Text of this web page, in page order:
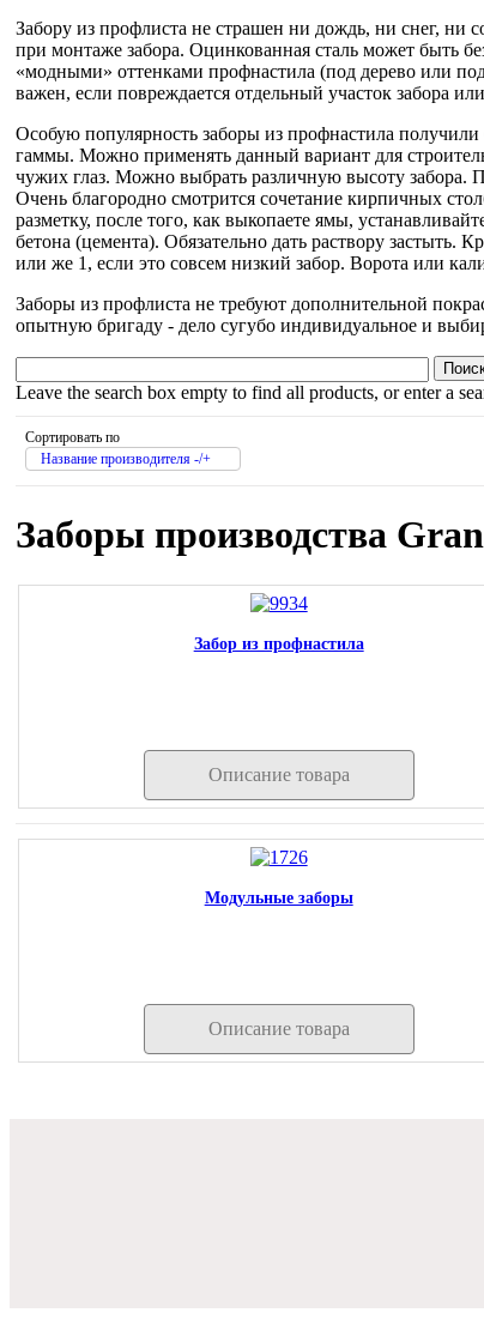
Забору из профлиста не страшен ни дождь, ни снег, ни
при монтаже забора. Оцинкованная сталь может быть
«модными» оттенками профнастила (под дерево или
важен, если повреждается отдельный участок забора
Особую популярность заборы из профнастила
гаммы. Можно применять данный вариант для
чужих глаз. Можно выбрать различную высоту забора.
Очень благородно смотрится сочетание кирпичных
разметку, после того, как выкопаете ямы,
бетона (цемента). Обязательно дать раствору
или же 1, если это совсем низкий забор. Ворота или
Заборы из профлиста не требуют дополнительной
опытную бригаду - дело сугубо индивидуальное и
Leave the search box empty to find all products, or enter a
Сортировать по
Название производителя -/+
Заборы производства
Забор из профнастила
Описание товара
Модульные заборы
Описание товара